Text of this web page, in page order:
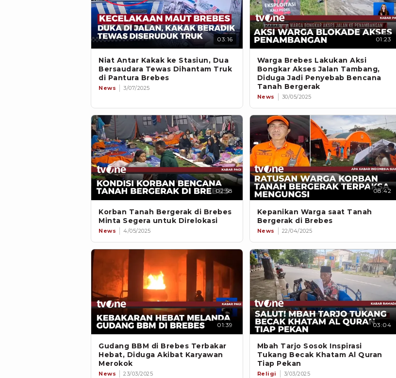
03:16
Niat Antar Kakak ke Stasiun, Dua
Bersaudara Tewas Dihantam Truk
di Pantura Brebes
News 3/07/2025
01:23
Warga Brebes Lakukan Aksi
Bongkar Akses Jalan Tambang,
Diduga Jadi Penyebab Bencana
Tanah Bergerak
News 30/05/2025
02:58
Korban Tanah Bergerak di Brebes
Minta Segera untuk Direlokasi
News 4/05/2025
08:42
Kepanikan Warga saat Tanah
Bergerak di Brebes
News 22/04/2025
01:39
Gudang BBM di Brebes Terbakar
Hebat, Diduga Akibat Karyawan
Merokok
News 23/03/2025
03:04
Mbah Tarjo Sosok Inspirasi
Tukang Becak Khatam Al Quran
Tiap Pekan
Religi 3/03/2025